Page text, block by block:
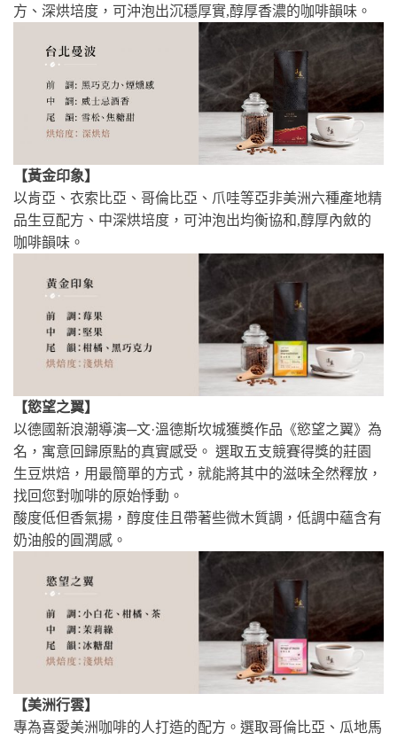
方、深烘培度，可沖泡出沉穩厚實,醇厚香濃的咖啡韻味。
【黃金印象】
以肯亞、衣索比亞、哥倫比亞、爪哇等亞非美洲六種產地精
品生豆配方、中深烘培度，可沖泡出均衡協和,醇厚內斂的
咖啡韻味。
【慾望之翼】
以德國新浪潮導演─文·溫德斯坎城獲獎作品《慾望之翼》為
名，寓意回歸原點的真實感受。 選取五支競賽得獎的莊園
生豆烘焙，用最簡單的方式，就能將其中的滋味全然釋放，
找回您對咖啡的原始悸動。
酸度低但香氣揚，醇度佳且帶著些微木質調，低調中蘊含有
奶油般的圓潤感。
【美洲行雲】
專為喜愛美洲咖啡的人打造的配方。選取哥倫比亞、瓜地馬